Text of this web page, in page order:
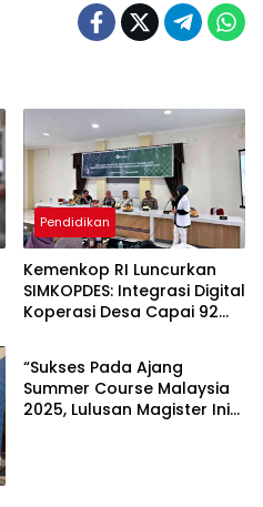
Pendidikan
Kemenkop RI Luncurkan
SIMKOPDES: Integrasi Digital
Koperasi Desa Capai 92
Berita Utama
“Sukses Pada Ajang
Summer Course Malaysia
2025, Lulusan Magister Ini